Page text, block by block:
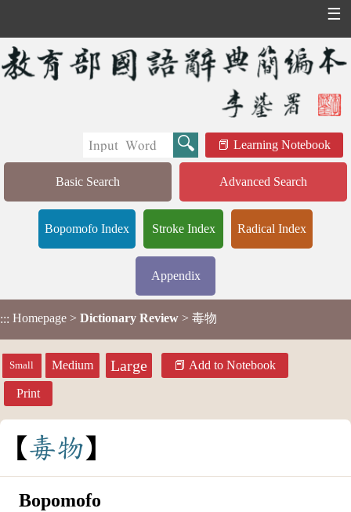
☰
Learning Notebook
Basic Search Advanced Search
Bopomofo Index Stroke Index Radical Index
Appendix
::: Homepage > Dictionary Review > 毒物
Small Medium Large Add to Notebook
Print
毒物
Bopomofo